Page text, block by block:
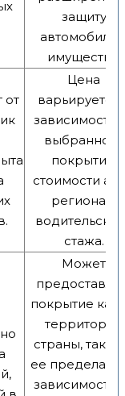
защиту
автомобиля
имущества.
от
Цена
варьируется
зависимости
выбранного
покрытия,
стоимости
региона и
стажа.
Может
покрытие как
территории
страны, так и
ее
зависимости